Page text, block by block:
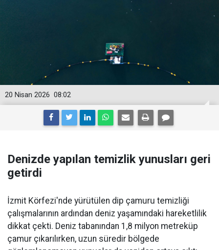
08:02
20 Nisan 2026
Denizde yapılan temizlik yunusları geri
getirdi
İzmit Körfezi'nde yürütülen dip çamuru temizliği
çalışmalarının ardından deniz yaşamındaki hareketlilik
dikkat çekti. Deniz tabanından 1,8 milyon metreküp
çamur çıkarılırken, uzun süredir bölgede